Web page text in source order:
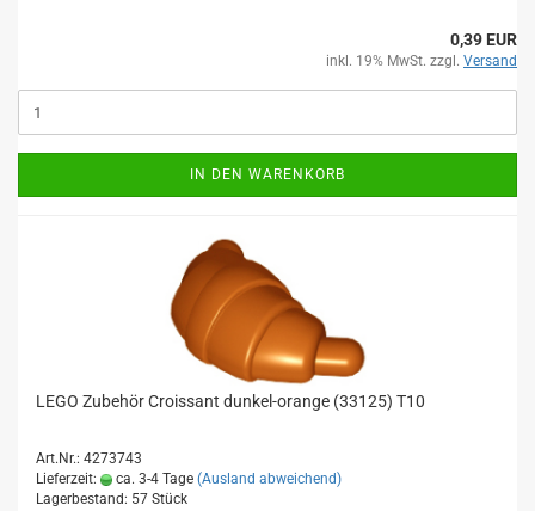
0,39 EUR
inkl. 19% MwSt. zzgl. Versand
IN DEN WARENKORB
LEGO Zubehör Croissant dunkel-orange (33125) T10
Art.Nr.: 4273743
Lieferzeit:
ca. 3-4 Tage (Ausland abweichend)
Lagerbestand: 57 Stück